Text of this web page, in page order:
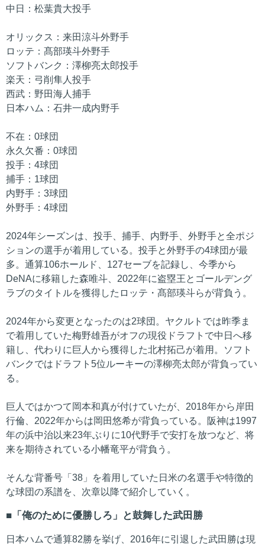
中日：松葉貴大投手
オリックス：来田涼斗外野手
ロッテ：髙部瑛斗外野手
ソフトバンク：澤柳亮太郎投手
楽天：弓削隼人投手
西武：野田海人捕手
日本ハム：石井一成内野手
不在：0球団
永久欠番：0球団
投手：4球団
捕手：1球団
内野手：3球団
外野手：4球団
2024年シーズンは、投手、捕手、内野手、外野手と全ポジ
ションの選手が着用している。投手と外野手の4球団が最
多。通算106ホールド、127セーブを記録し、今季から
DeNAに移籍した森唯斗、2022年に盗塁王とゴールデング
ラブのタイトルを獲得したロッテ・髙部瑛斗らが背負う。
2024年から変更となったのは2球団。ヤクルトでは昨季ま
で着用していた梅野雄吾がオフの現役ドラフトで中日へ移
籍し、代わりに巨人から獲得した北村拓己が着用。ソフト
バンクではドラフト5位ルーキーの澤柳亮太郎が背負ってい
る。
巨人ではかつて岡本和真が付けていたが、2018年から岸田
行倫、2022年からは岡田悠希が背負っている。阪神は1997
年の浜中治以来23年ぶりに10代野手で安打を放つなど、将
来を期待されている小幡竜平が背負う。
そんな背番号「38」を着用していた日米の名選手や特徴的
な球団の系譜を、次章以降で紹介していく。
「俺のために優勝しろ」と鼓舞した武田勝
日本ハムで通算82勝を挙げ、2016年に引退した武田勝は現